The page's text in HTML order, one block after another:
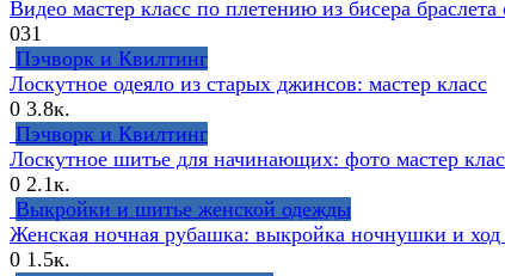
Видео мастер класс по плетению из бисера
031
Пэчворк и Квилтинг
Лоскутное одеяло из старых джинсов: мастер класс
0 3.8к.
Пэчворк и Квилтинг
Лоскутное шитье для начинающих: фото мастер
0 2.1к.
Выкройки и шитье женской одежды
Женская ночная рубашка: выкройка ночнушки и
0 1.5к.